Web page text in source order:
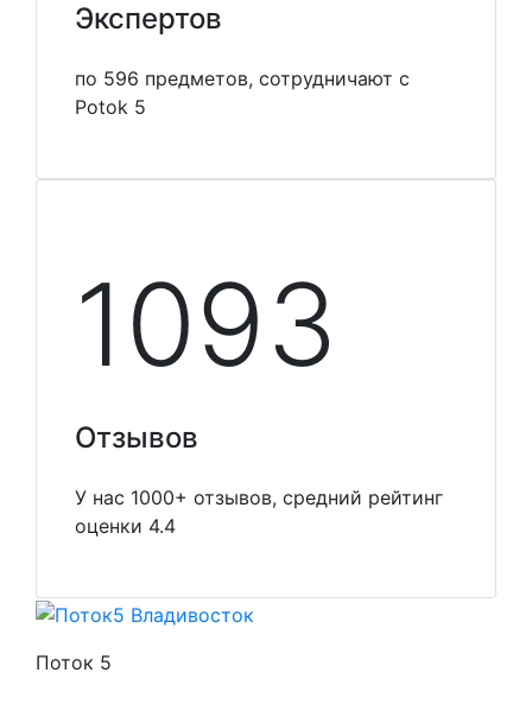
Экспертов
по 596 предметов, сотрудничают с
Potok 5
1099
Отзывов
У нас 1000+ отзывов, средний рейтинг
оценки 4.4
Поток 5